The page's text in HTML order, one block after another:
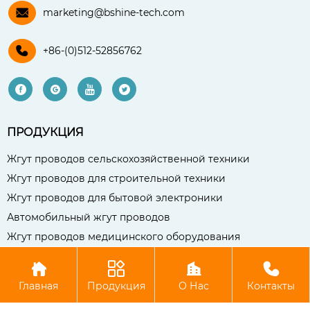
 marketing@bshine-tech.com
 +86-(0)512-52856762
   
ПРОДУКЦИЯ
Жгут проводов сельскохозяйственной техники
Жгут проводов для строительной техники
Жгут проводов для бытовой электроники
Автомобильный жгут проводов
Жгут проводов медицинского оборудования
Авторское право©Чаншу Бо Сянь Компания электронных
технологий, ООО

Главная

Продукция

О Нас

Контакты